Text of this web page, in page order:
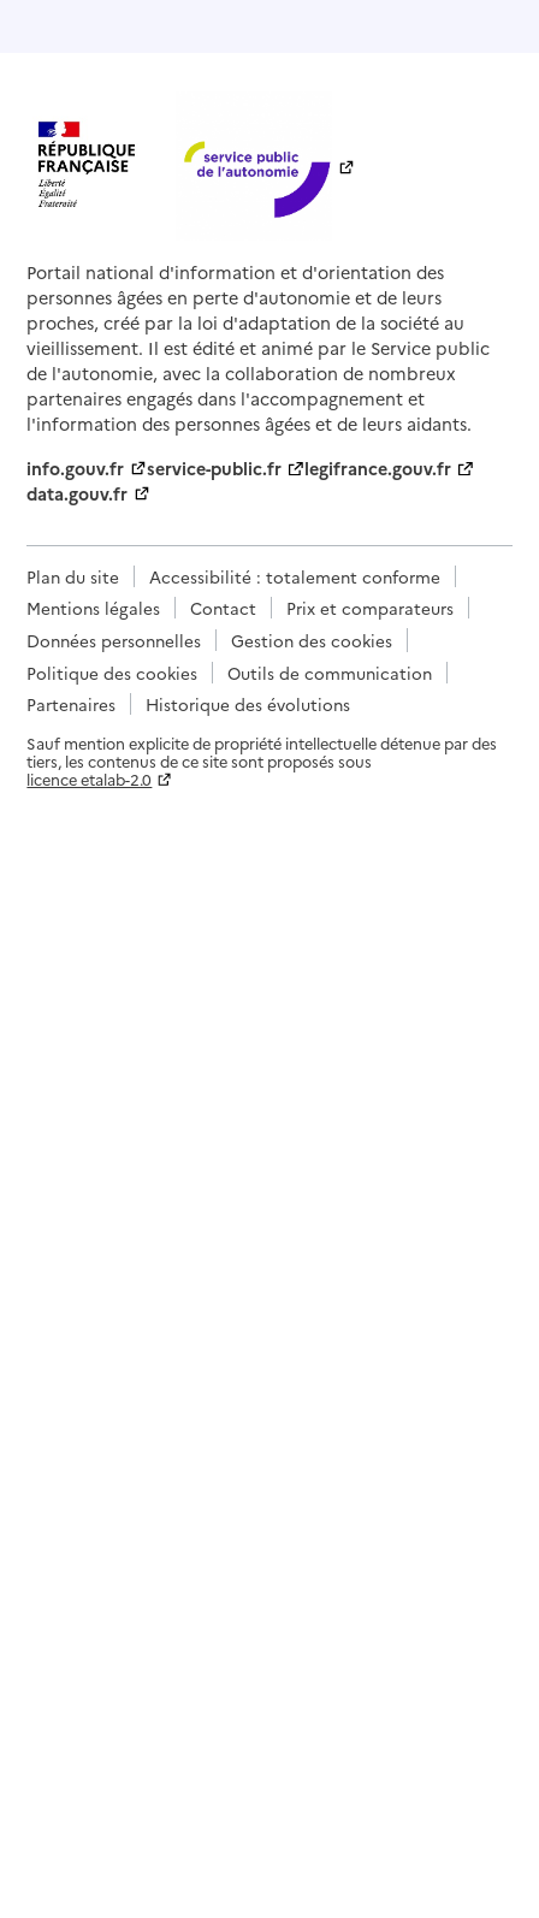
Portail national d'information et d'orientation des
personnes âgées en perte d'autonomie et de leurs
proches, créé par la loi d'adaptation de la société au
vieillissement. Il est édité et animé par le Service public
de l'autonomie, avec la collaboration de nombreux
partenaires engagés dans l'accompagnement et
l'information des personnes âgées et de leurs aidants.
info.gouv.fr
service-public.fr
legifrance.gouv.fr
data.gouv.fr
Plan du site
Accessibilité : totalement conforme
Mentions légales
Contact
Prix et comparateurs
Données personnelles
Gestion des cookies
Politique des cookies
Outils de communication
Partenaires
Historique des évolutions
Sauf mention explicite de propriété intellectuelle détenue par des
tiers, les contenus de ce site sont proposés sous
licence etalab-2.0